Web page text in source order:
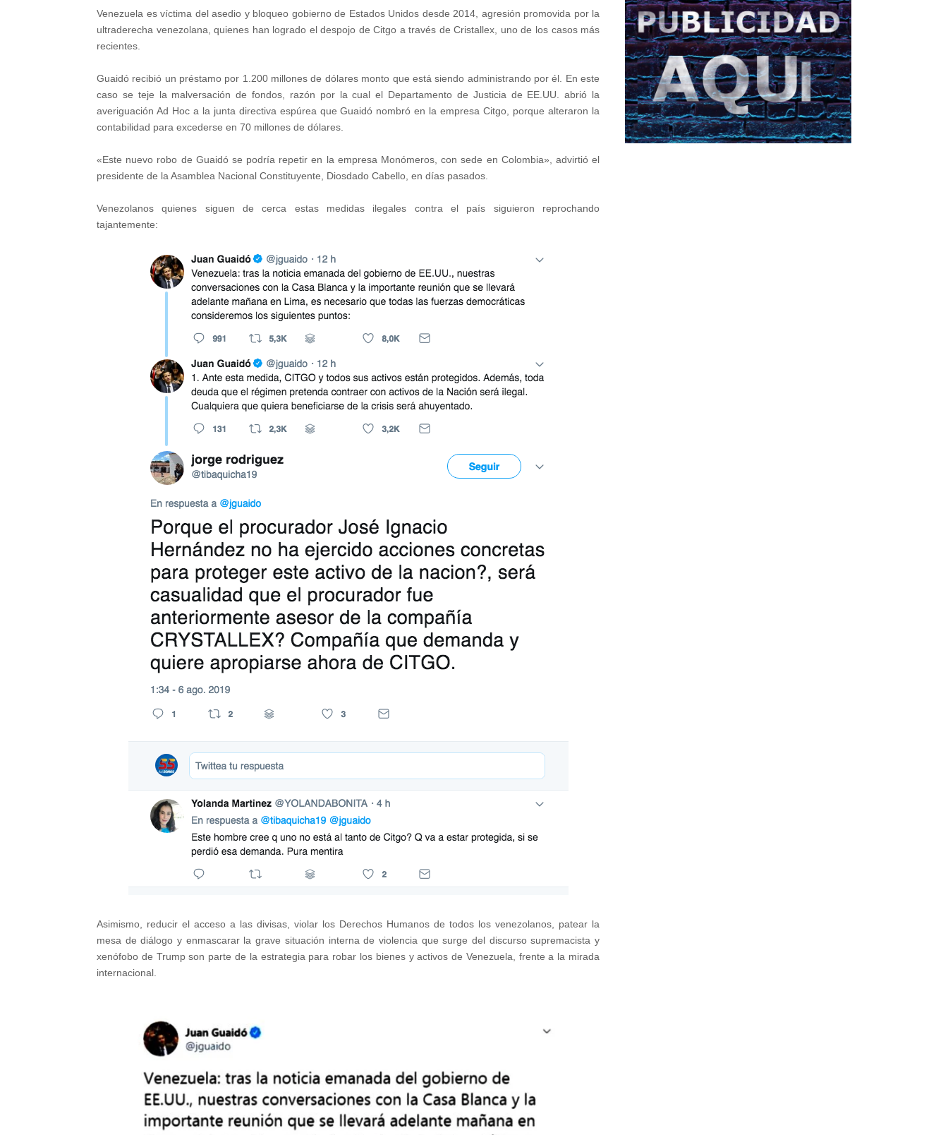
Venezuela es víctima del asedio y bloqueo gobierno de Estados Unidos desde 2014, agresión promovida por la
ultraderecha venezolana, quienes han logrado el despojo de Citgo a través de Cristallex, uno de los casos más
recientes.
Guaidó recibió un préstamo por 1.200 millones de dólares monto que está siendo administrando por él. En este
caso se teje la malversación de fondos, razón por la cual el Departamento de Justicia de EE.UU. abrió la
averiguación Ad Hoc a la junta directiva espúrea que Guaidó nombró en la empresa Citgo, porque alteraron la
contabilidad para excederse en 70 millones de dólares.
«Este nuevo robo de Guaidó se podría repetir en la empresa Monómeros, con sede en Colombia», advirtió el
presidente de la Asamblea Nacional Constituyente, Diosdado Cabello, en días pasados.
Venezolanos quienes siguen de cerca estas medidas ilegales contra el país siguieron reprochando
tajantemente:
Asimismo, reducir el acceso a las divisas, violar los Derechos Humanos de todos los venezolanos, patear la
mesa de diálogo y enmascarar la grave situación interna de violencia que surge del discurso supremacista y
xenófobo de Trump son parte de la estrategia para robar los bienes y activos de Venezuela, frente a la mirada
internacional.